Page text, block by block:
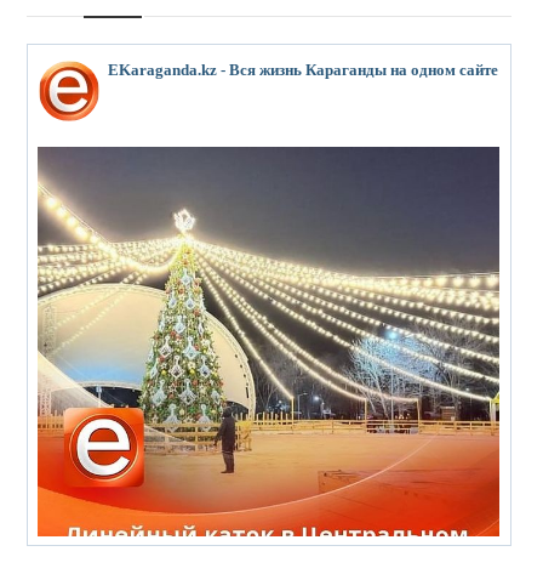
EKaraganda.kz - Вся жизнь Караганды на одном сайте